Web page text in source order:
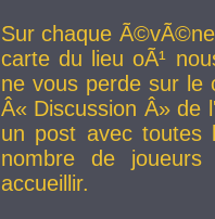
Sur chaque
carte du lieu oÃ¹
ne vous perde sur le
Â« Discussion Â» de
un post avec toutes
nombre de
accueillir.